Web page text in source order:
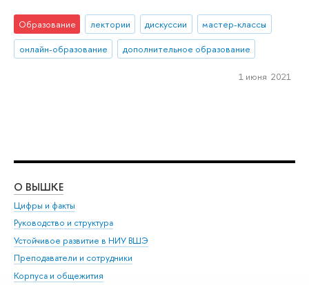
Образование лектории дискуссии
мастер-классы
онлайн-образование
дополнительное образование
1 июня 2021
О ВЫШКЕ
Цифры и факты
Руководство и структура
Устойчивое развитие в НИУ ВШЭ
Преподаватели и сотрудники
Корпуса и общежития